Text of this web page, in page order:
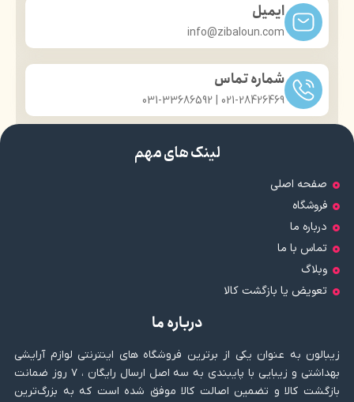
ایمیل
info@zibaloun.com
شماره تماس
021-28426469 | 031-33686592
لینک های مهم
صفحه اصلی
فروشگاه
درباره ما
تماس با ما
وبلاگ
تعویض یا بازگشت کالا
درباره ما
زیبالون به عنوان یکی از برترین فروشگاه های اینترنتی لوازم آرایشی
بهداشتی و زیبایی با پایبندی به سه اصل ارسال رایگان ، ۷ روز ضمانت
بازگشت کالا و تضمین اصالت کالا موفق شده است که به بزرگ‌ترین